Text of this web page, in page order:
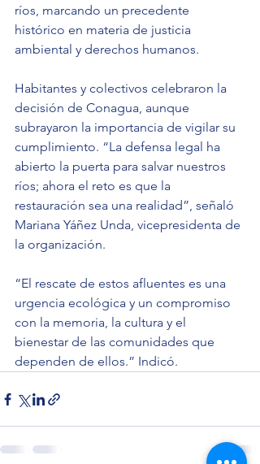
ríos, marcando un precedente
histórico en materia de justicia
ambiental y derechos humanos.
Habitantes y colectivos celebraron la
decisión de Conagua, aunque
subrayaron la importancia de vigilar su
cumplimiento. “La defensa legal ha
abierto la puerta para salvar nuestros
ríos; ahora el reto es que la
restauración sea una realidad”, señaló
Mariana Yáñez Unda, vicepresidenta de
la organización.
“El rescate de estos afluentes es una
urgencia ecológica y un compromiso
con la memoria, la cultura y el
bienestar de las comunidades que
dependen de ellos.” Indicó.